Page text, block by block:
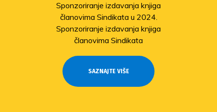
Sponzoriranje izdavanja knjiga
članovima Sindikata u 2024.
Sponzoriranje izdavanja knjiga
članovima Sindikata
SAZNAJTE VIŠE